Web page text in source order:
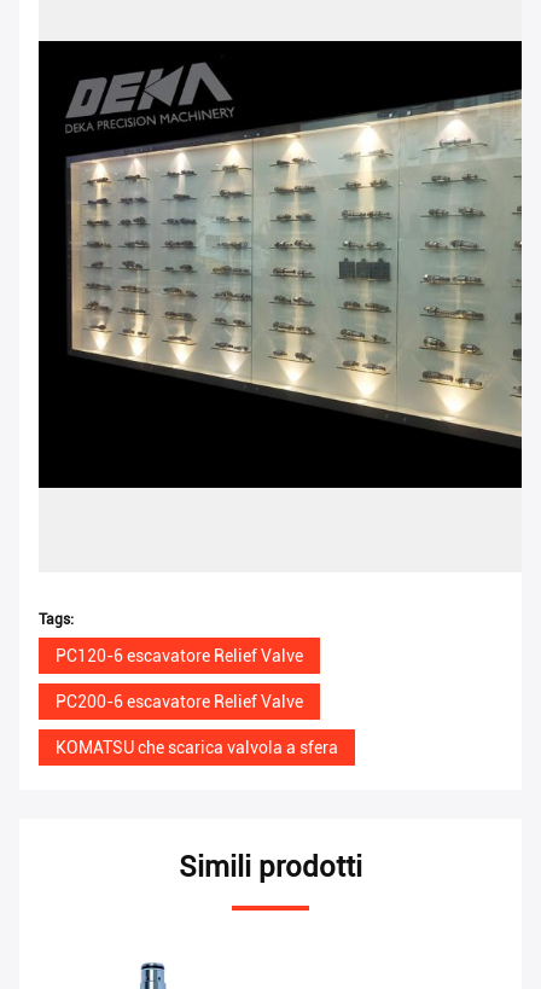
Tags:
PC120-6 escavatore Relief Valve
PC200-6 escavatore Relief Valve
KOMATSU che scarica valvola a sfera
Simili prodotti